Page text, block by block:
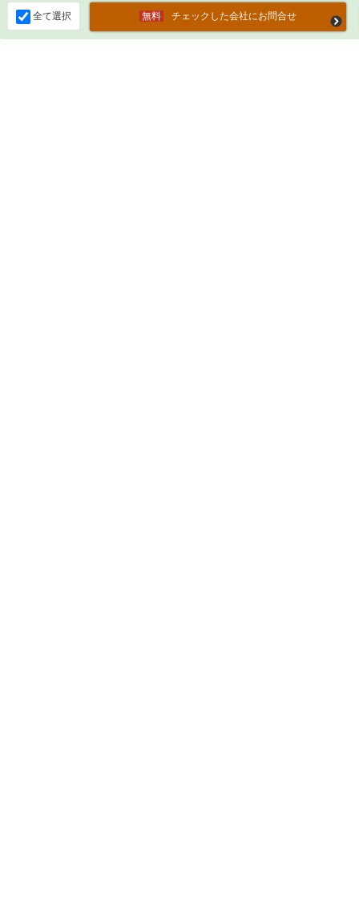
全て選択 チェックした会社にお問合せ